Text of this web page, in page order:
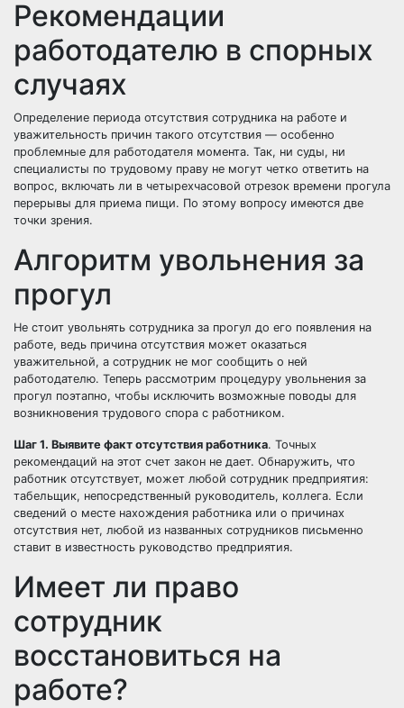
Рекомендации
работодателю в спорных
случаях
Определение периода отсутствия сотрудника на работе и
уважительность причин такого отсутствия — особенно
проблемные для работодателя момента. Так, ни суды, ни
специалисты по трудовому праву не могут четко ответить на
вопрос, включать ли в четырехчасовой отрезок времени прогула
перерывы для приема пищи. По этому вопросу имеются две
точки зрения.
Алгоритм увольнения за
прогул
Не стоит увольнять сотрудника за прогул до его появления на
работе, ведь причина отсутствия может оказаться
уважительной, а сотрудник не мог сообщить о ней
работодателю. Теперь рассмотрим процедуру увольнения за
прогул поэтапно, чтобы исключить возможные поводы для
возникновения трудового спора с работником.
Шаг 1. Выявите факт отсутствия работника. Точных
рекомендаций на этот счет закон не дает. Обнаружить, что
работник отсутствует, может любой сотрудник предприятия:
табельщик, непосредственный руководитель, коллега. Если
сведений о месте нахождения работника или о причинах
отсутствия нет, любой из названных сотрудников письменно
ставит в известность руководство предприятия.
Имеет ли право
сотрудник
восстановиться на
работе?